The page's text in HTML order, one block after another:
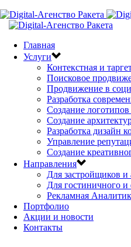
Главная
Услуги
Контекстная и
Поисковое
Продвижение в
Разработка
Создание
Создание
Разработка дизайн
Управление
Создание
Направления
Для застройщиков и
Для гостиничного и
Рекламная
Портфолио
Акции и новости
Контакты